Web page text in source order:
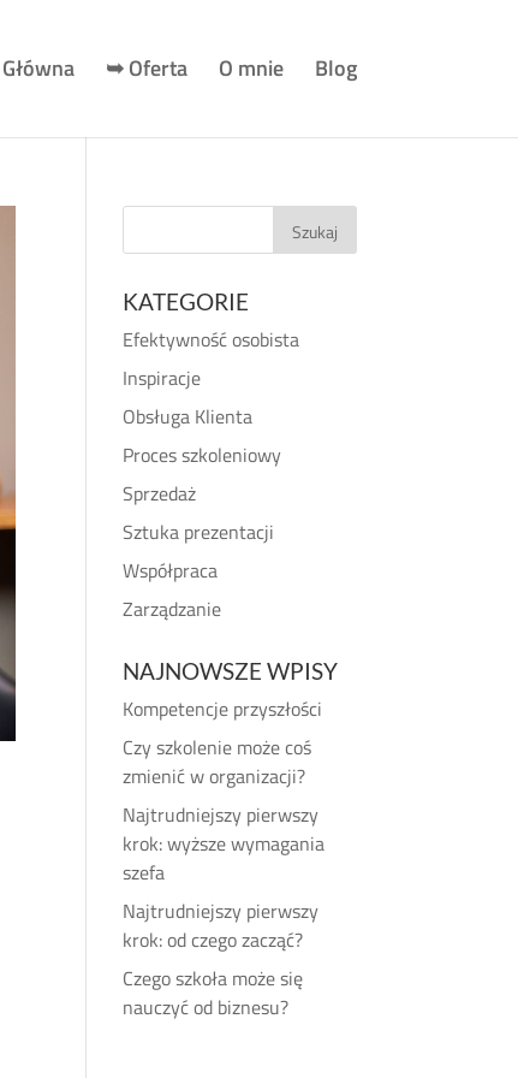
Główna ➥ Oferta O mnie Blog
KATEGORIE
Efektywność osobista
Inspiracje
Obsługa Klienta
Proces szkoleniowy
Sprzedaż
Sztuka prezentacji
Współpraca
Zarządzanie
NAJNOWSZE WPISY
Kompetencje przyszłości
Czy szkolenie może coś
zmienić w organizacji?
Najtrudniejszy pierwszy
krok: wyższe wymagania
szefa
Najtrudniejszy pierwszy
krok: od czego zacząć?
Czego szkoła może się
nauczyć od biznesu?